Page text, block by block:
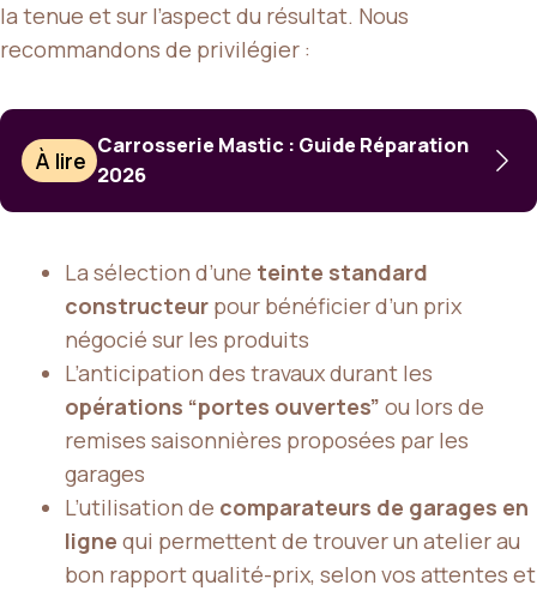
la tenue et sur l’aspect du résultat. Nous
recommandons de privilégier :
À lire
Carrosserie Mastic : Guide Réparation
2026
La sélection d’une teinte standard
constructeur pour bénéficier d’un prix
négocié sur les produits
L’anticipation des travaux durant les
opérations “portes ouvertes” ou lors de
remises saisonnières proposées par les
garages
L’utilisation de comparateurs de garages en
ligne qui permettent de trouver un atelier au
bon rapport qualité-prix, selon vos attentes et